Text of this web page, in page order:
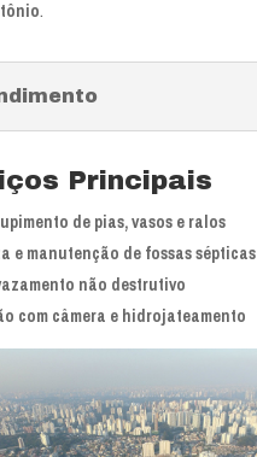
.
Principais
de pias, vasos e ralos
e manutenção de fossas sépticas
não destrutivo
com câmera e hidrojateamento